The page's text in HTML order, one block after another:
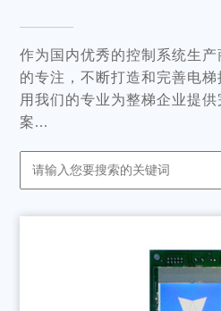
作为国内优秀的控制系统生
的专注，不断打造和完善电
用我们的专业为整梯企业提
案...